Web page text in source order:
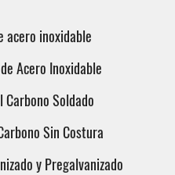
acero inoxidable
Acero Inoxidable
Carbono Soldado
Sin Costura
y Pregalvanizado